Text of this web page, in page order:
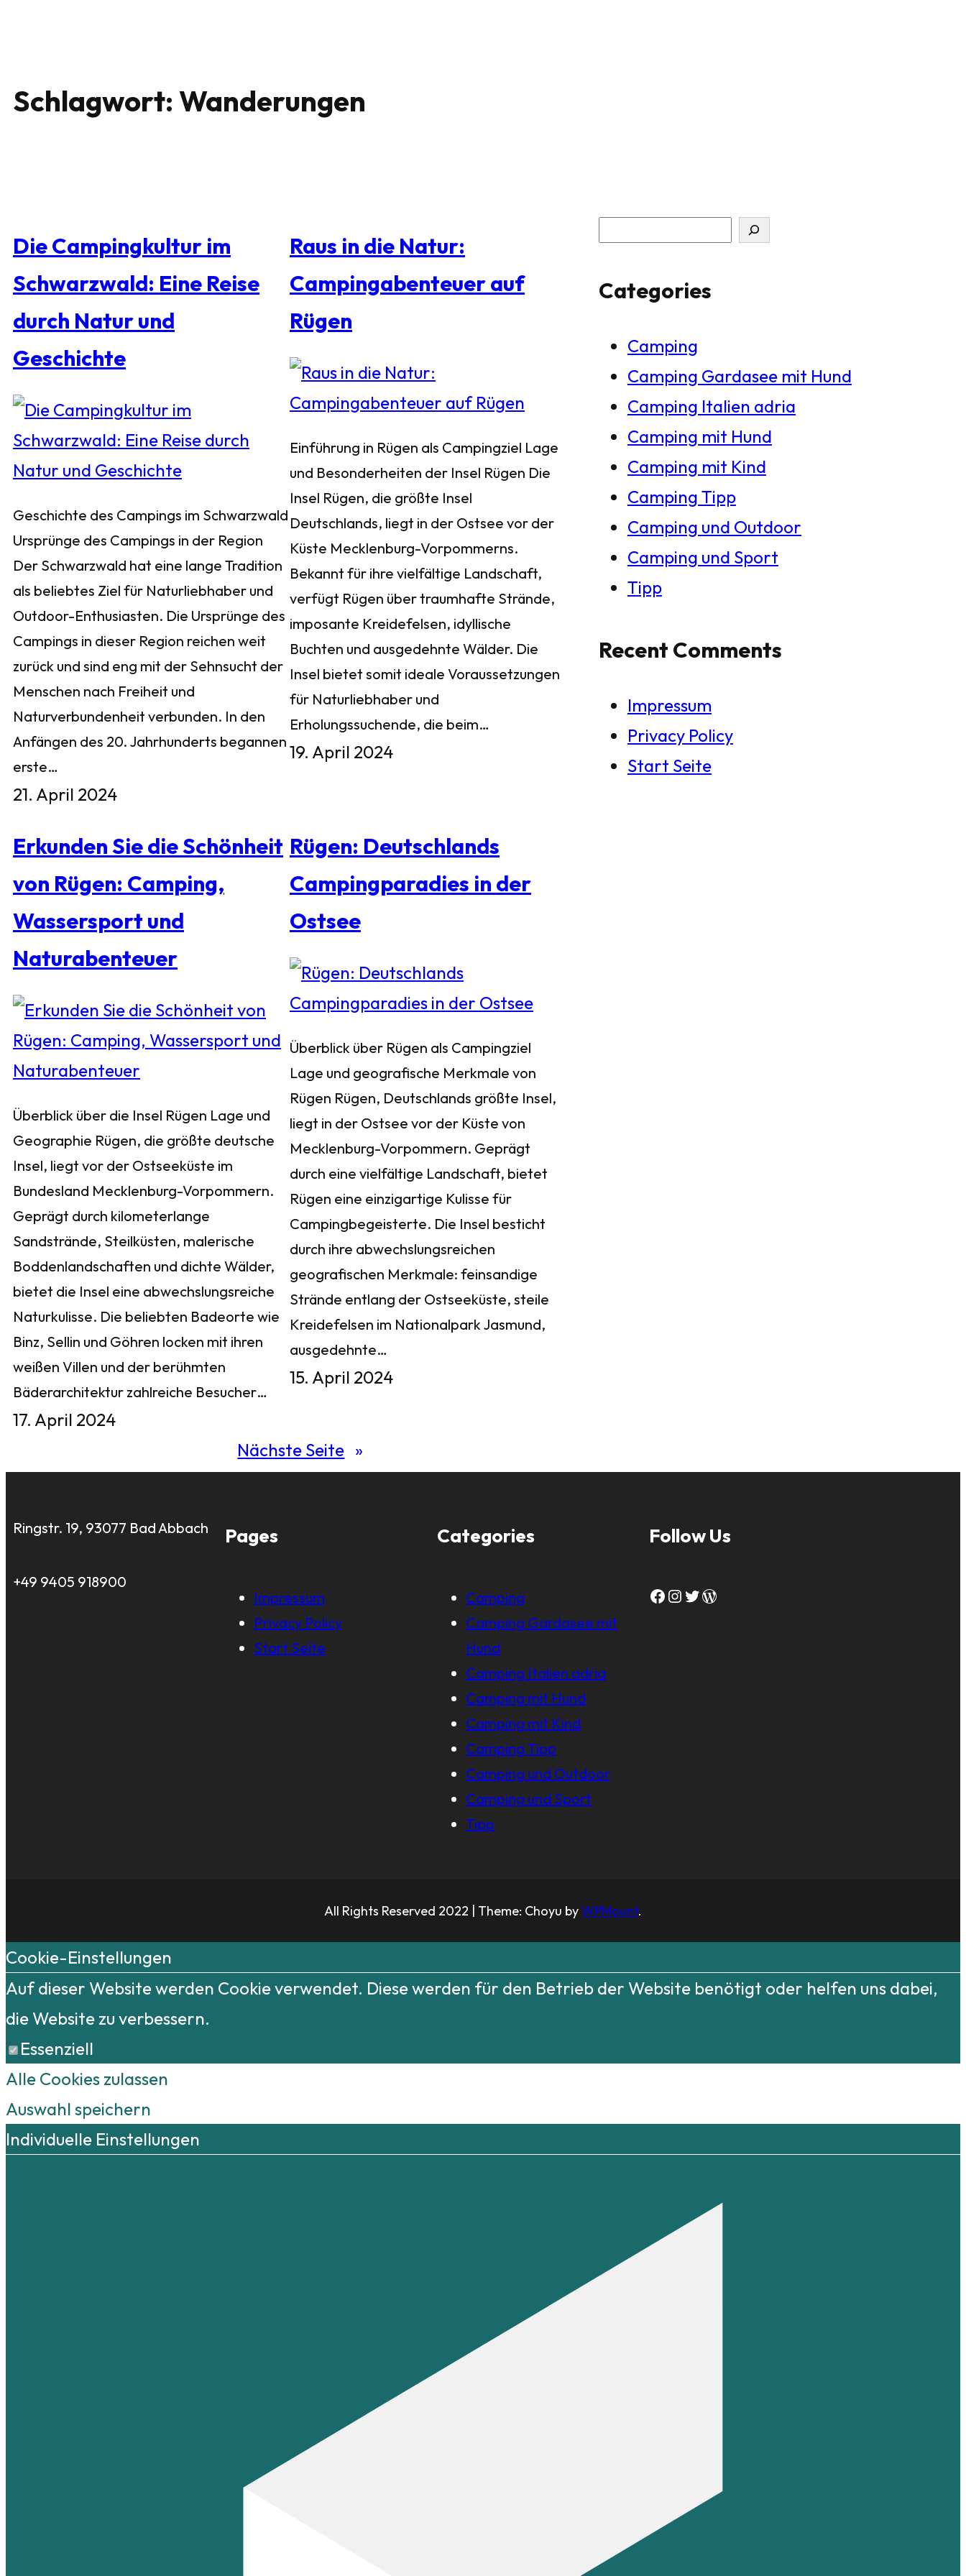
Schlagwort: Wanderungen
Die Campingkultur im
Schwarzwald: Eine Reise
durch Natur und
Geschichte
Geschichte des Campings im Schwarzwald
Ursprünge des Campings in der Region
Der Schwarzwald hat eine lange Tradition
als beliebtes Ziel für Naturliebhaber und
Outdoor-Enthusiasten. Die Ursprünge des
Campings in dieser Region reichen weit
zurück und sind eng mit der Sehnsucht der
Menschen nach Freiheit und
Naturverbundenheit verbunden. In den
Anfängen des 20. Jahrhunderts begannen
erste…
21. April 2024
Raus in die Natur:
Campingabenteuer auf
Rügen
Einführung in Rügen als Campingziel Lage
und Besonderheiten der Insel Rügen Die
Insel Rügen, die größte Insel
Deutschlands, liegt in der Ostsee vor der
Küste Mecklenburg-Vorpommerns.
Bekannt für ihre vielfältige Landschaft,
verfügt Rügen über traumhafte Strände,
imposante Kreidefelsen, idyllische
Buchten und ausgedehnte Wälder. Die
Insel bietet somit ideale Voraussetzungen
für Naturliebhaber und
Erholungssuchende, die beim…
19. April 2024
Erkunden Sie die Schönheit
von Rügen: Camping,
Wassersport und
Naturabenteuer
Überblick über die Insel Rügen Lage und
Geographie Rügen, die größte deutsche
Insel, liegt vor der Ostseeküste im
Bundesland Mecklenburg-Vorpommern.
Geprägt durch kilometerlange
Sandstrände, Steilküsten, malerische
Boddenlandschaften und dichte Wälder,
bietet die Insel eine abwechslungsreiche
Naturkulisse. Die beliebten Badeorte wie
Binz, Sellin und Göhren locken mit ihren
weißen Villen und der berühmten
Bäderarchitektur zahlreiche Besucher…
17. April 2024
Rügen: Deutschlands
Campingparadies in der
Ostsee
Überblick über Rügen als Campingziel
Lage und geografische Merkmale von
Rügen Rügen, Deutschlands größte Insel,
liegt in der Ostsee vor der Küste von
Mecklenburg-Vorpommern. Geprägt
durch eine vielfältige Landschaft, bietet
Rügen eine einzigartige Kulisse für
Campingbegeisterte. Die Insel besticht
durch ihre abwechslungsreichen
geografischen Merkmale: feinsandige
Strände entlang der Ostseeküste, steile
Kreidefelsen im Nationalpark Jasmund,
ausgedehnte…
15. April 2024
Nächste Seite »
c
Categories
Camping
Camping Gardasee mit Hund
Camping Italien adria
Camping mit Hund
Camping mit Kind
Camping Tipp
Camping und Outdoor
Camping und Sport
Tipp
Recent Comments
Impressum
Privacy Policy
Start Seite
Ringstr. 19, 93077 Bad Abbach
+49 9405 918900
Pages
Impressum
Privacy Policy
Start Seite
Categories
Camping
Camping Gardasee mit
Hund
Camping Italien adria
Camping mit Hund
Camping mit Kind
Camping Tipp
Camping und Outdoor
Camping und Sport
Tipp
Follow Us
Facebook Instagram Twitter WordPress
All Rights Reserved 2022 | Theme: Choyu byWPMount.
Cookie-Einstellungen
Auf dieser Website werden Cookie verwendet. Diese werden für den Betrieb der Website benötigt oder helfen uns dabei,
die Website zu verbessern.
Essenziell
Alle Cookies zulassen
Auswahl speichern
Individuelle Einstellungen